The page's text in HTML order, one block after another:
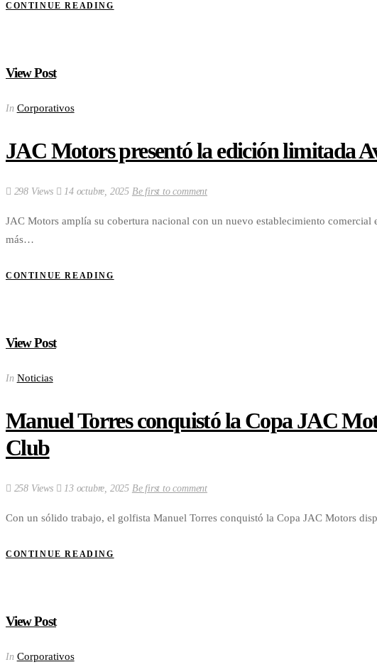
CONTINUE READING
View Post
In Corporativos
JAC Motors presentó la edición limitada
298 Views 14 octubre, 2025 Be first to comment
JAC Motors amplía su cobertura nacional con un nuevo establecimiento
más…
CONTINUE READING
View Post
In Noticias
Manuel Torres conquistó la Copa JAC
Club
258 Views 13 octubre, 2025 Be first to comment
Con un sólido trabajo, el golfista Manuel Torres conquistó la Copa JAC Motors
CONTINUE READING
View Post
In Corporativos